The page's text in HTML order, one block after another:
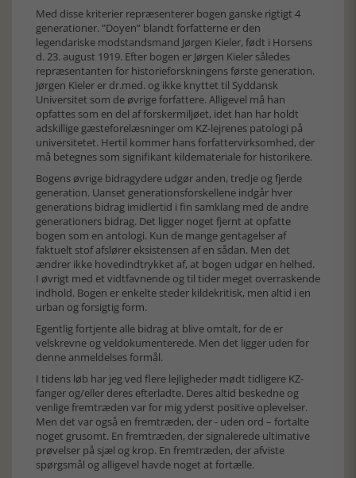
Med disse kriterier repræsenterer bogen ganske rigtigt 4
generationer. ”Doyen” blandt forfatterne er den
legendariske modstandsmand Jørgen Kieler, født i Horsens
d. 23. august 1919. Efter bogen er Jørgen Kieler således
repræsentanten for historieforskningens første generation.
Jørgen Kieler er dr.med. og ikke knyttet til Syddansk
Universitet som de øvrige forfattere. Alligevel må han
opfattes som en del af forskermiljøet, idet han har holdt
adskillige gæsteforelæsninger om KZ-lejrenes patologi på
universitetet. Hertil kommer hans forfattervirksomhed, der
må betegnes som signifikant kildemateriale for historikere.
Bogens øvrige bidragydere udgør anden, tredje og fjerde
generation. Uanset generationsforskellene indgår hver
generations bidrag imidlertid i fin samklang med de andre
generationers bidrag. Det ligger noget fjernt at opfatte
bogen som en antologi. Kun de mange gentagelser af
faktuelt stof afslører eksistensen af en sådan. Men det
ændrer ikke hovedindtrykket af, at bogen udgør en helhed.
I øvrigt med et vidtfavnende og til tider meget overraskende
indhold. Bogen er enkelte steder kildekritisk, men altid i en
urban og forsigtig form.
Egentlig fortjente alle bidrag at blive omtalt, for de er
velskrevne og veldokumenterede. Men det ligger uden for
denne anmeldelses formål.
I tidens løb har jeg ved flere lejligheder mødt tidligere KZ-
fanger og/eller deres efterladte. Deres altid beskedne og
venlige fremtræden var for mig yderst positive oplevelser.
Men det var også en fremtræden, der - uden ord – fortalte
noget grusomt. En fremtræden, der signalerede ultimative
prøvelser på sjæl og krop. En fremtræden, der afviste
spørgsmål og alligevel havde noget at fortælle.